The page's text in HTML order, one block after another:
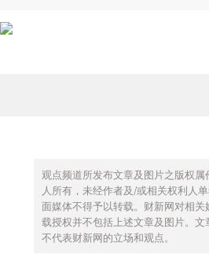
观点频道所发布文章及图片之版权
人所有，未经作者及/或相关权利人
面媒体不得予以转载。财新网对相
载授权并不包括上述文章及图片。文
不代表财新网的立场和观点。